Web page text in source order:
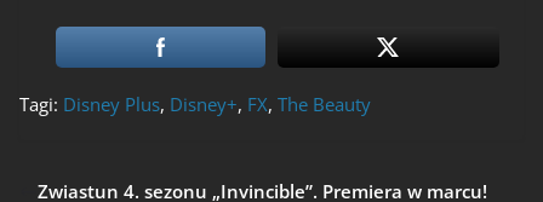
Tagi: Disney Plus, Disney+, FX, The Beauty
Zwiastun 4. sezonu „Invincible”. Premiera w marcu!